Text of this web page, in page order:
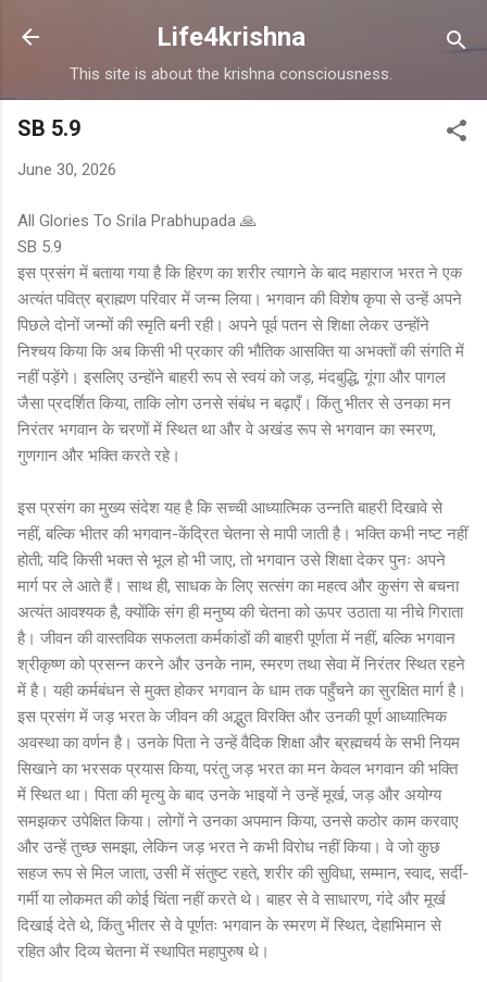
Skip to main content
Life4krishna
This site is about the krishna consciousness.
SB 5.9
June 30, 2026
All Glories To Srila Prabhupada 🙏
SB 5.9
इस प्रसंग में बताया गया है कि हिरण का शरीर त्यागने के बाद महाराज भरत ने एक
अत्यंत पवित्र ब्राह्मण परिवार में जन्म लिया। भगवान की विशेष कृपा से उन्हें अपने
पिछले दोनों जन्मों की स्मृति बनी रही। अपने पूर्व पतन से शिक्षा लेकर उन्होंने
निश्चय किया कि अब किसी भी प्रकार की भौतिक आसक्ति या अभक्तों की संगति में
नहीं पड़ेंगे। इसलिए उन्होंने बाहरी रूप से स्वयं को जड़, मंदबुद्धि, गूंगा और पागल
जैसा प्रदर्शित किया, ताकि लोग उनसे संबंध न बढ़ाएँ। किंतु भीतर से उनका मन
निरंतर भगवान के चरणों में स्थित था और वे अखंड रूप से भगवान का स्मरण,
गुणगान और भक्ति करते रहे।
इस प्रसंग का मुख्य संदेश यह है कि सच्ची आध्यात्मिक उन्नति बाहरी दिखावे से
नहीं, बल्कि भीतर की भगवान-केंद्रित चेतना से मापी जाती है। भक्ति कभी नष्ट नहीं
होती; यदि किसी भक्त से भूल हो भी जाए, तो भगवान उसे शिक्षा देकर पुनः अपने
मार्ग पर ले आते हैं। साथ ही, साधक के लिए सत्संग का महत्व और कुसंग से बचना
अत्यंत आवश्यक है, क्योंकि संग ही मनुष्य की चेतना को ऊपर उठाता या नीचे गिराता
है। जीवन की वास्तविक सफलता कर्मकांडों की बाहरी पूर्णता में नहीं, बल्कि भगवान
श्रीकृष्ण को प्रसन्न करने और उनके नाम, स्मरण तथा सेवा में निरंतर स्थित रहने
में है। यही कर्मबंधन से मुक्त होकर भगवान के धाम तक पहुँचने का सुरक्षित मार्ग है।
इस प्रसंग में जड़ भरत के जीवन की अद्भुत विरक्ति और उनकी पूर्ण आध्यात्मिक
अवस्था का वर्णन है। उनके पिता ने उन्हें वैदिक शिक्षा और ब्रह्मचर्य के सभी नियम
सिखाने का भरसक प्रयास किया, परंतु जड़ भरत का मन केवल भगवान की भक्ति
में स्थित था। पिता की मृत्यु के बाद उनके भाइयों ने उन्हें मूर्ख, जड़ और अयोग्य
समझकर उपेक्षित किया। लोगों ने उनका अपमान किया, उनसे कठोर काम करवाए
और उन्हें तुच्छ समझा, लेकिन जड़ भरत ने कभी विरोध नहीं किया। वे जो कुछ
सहज रूप से मिल जाता, उसी में संतुष्ट रहते, शरीर की सुविधा, सम्मान, स्वाद, सर्दी-
गर्मी या लोकमत की कोई चिंता नहीं करते थे। बाहर से वे साधारण, गंदे और मूर्ख
दिखाई देते थे, किंतु भीतर से वे पूर्णतः भगवान के स्मरण में स्थित, देहाभिमान से
रहित और दिव्य चेतना में स्थापित महापुरुष थे।